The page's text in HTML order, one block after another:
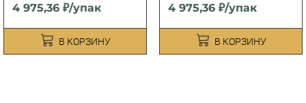
4 975,36 ₽/упак
В КОРЗИНУ
4 975,36 ₽/упак
В КОРЗИНУ